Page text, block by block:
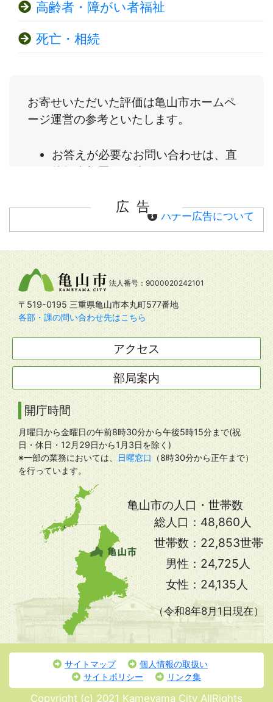
高齢者・障がい者福祉
死亡・相続
広告
バナー広告について
法人番号：9000020242101
〒519-0195 三重県亀山市本丸町577番地
各部・課の問い合わせ先はこちら
アクセス
部局案内
開庁時間
月曜日から金曜日の午前8時30分から午後5時15分まで(祝
日・休日・12月29日から1月3日を除く)
※一部の業務においては、
日曜窓口
（8時30分から正午まで）
を行っています。
亀山市の人口・世帯数
総人口： 48,860人
世帯数： 22,853世帯
男性： 24,725人
女性： 24,135人
（令和8年8月1日現在）
サイトマップ
個人情報の取扱い
サイトポリシー
リンク集
Copyright (c) 2021 Kameyama City AllRights